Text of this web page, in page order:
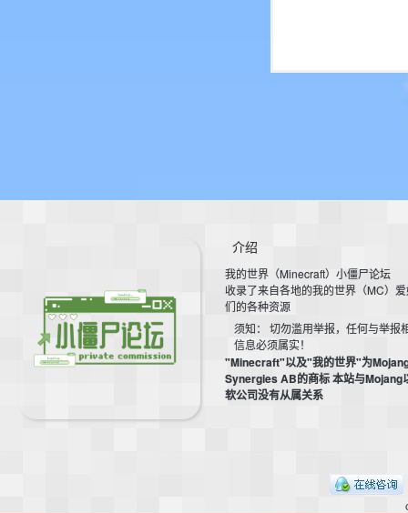
介绍
我的世界（Minecraft）小僵尸论坛
收录了来自各地的我的世界（MC）
们的各种资源
须知： 切勿滥用举报，任何与举报
信息必须属实！
"Minecraft"以及"我的世界"为
Synergies AB的商标 本站与Mojang
软公司没有从属关系